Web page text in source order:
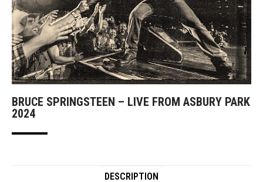
BRUCE SPRINGSTEEN – LIVE FROM ASBURY PARK
2024
DESCRIPTION